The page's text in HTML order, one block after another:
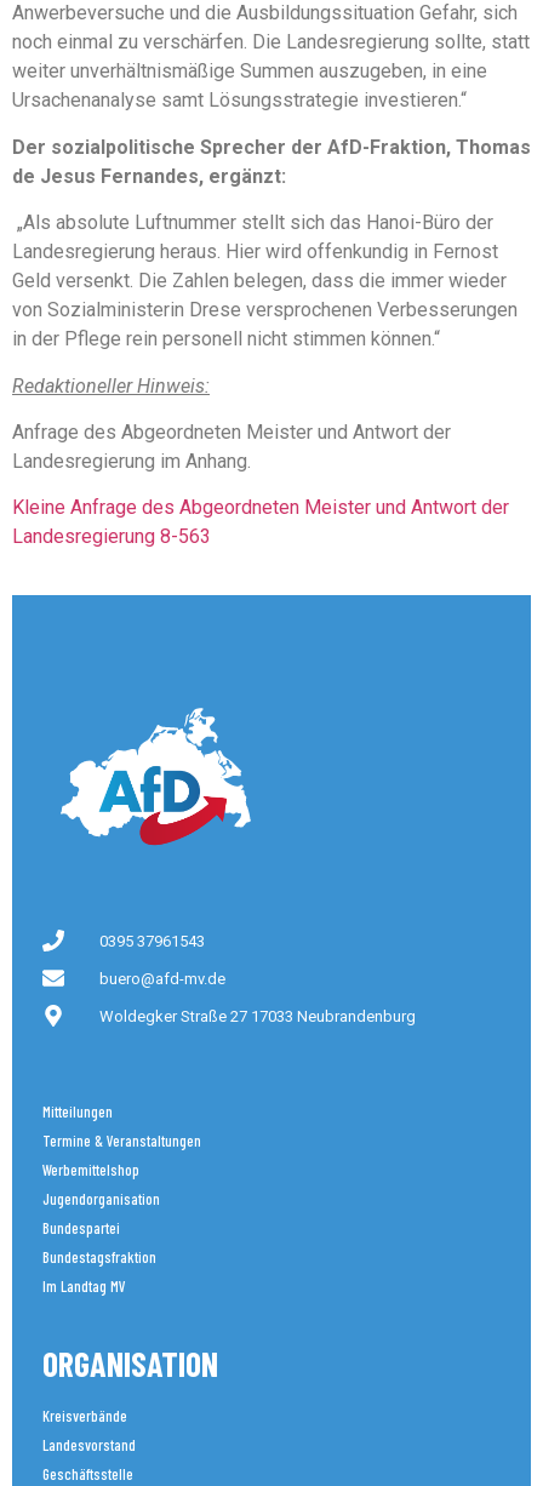
Anwerbeversuche und die Ausbildungssituation Gefahr, sich
noch einmal zu verschärfen. Die Landesregierung sollte, statt
weiter unverhältnismäßige Summen auszugeben, in eine
Ursachenanalyse samt Lösungsstrategie investieren.“
Der sozialpolitische Sprecher der AfD-Fraktion, Thomas
de Jesus Fernandes, ergänzt:
„Als absolute Luftnummer stellt sich das Hanoi-Büro der
Landesregierung heraus. Hier wird offenkundig in Fernost
Geld versenkt. Die Zahlen belegen, dass die immer wieder
von Sozialministerin Drese versprochenen Verbesserungen
in der Pflege rein personell nicht stimmen können.“
Redaktioneller Hinweis:
Anfrage des Abgeordneten Meister und Antwort der
Landesregierung im Anhang.
Kleine Anfrage des Abgeordneten Meister und Antwort der
Landesregierung 8-563
0395 37961543
buero@afd-mv.de
Woldegker Straße 27 17033 Neubrandenburg
Mitteilungen
Termine & Veranstaltungen
Werbemittelshop
Jugendorganisation
Bundespartei
Bundestagsfraktion
Im Landtag MV
ORGANISATION
Kreisverbände
Landesvorstand
Geschäftsstelle